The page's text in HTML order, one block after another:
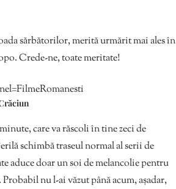
sărbătorilor, merită urmărit mai ales în
Crede-ne, toate meritate!
care va răscoli în tine zeci de
schimbă traseul normal al serii de
aduce doar un soi de melancolie pentru
nu l-ai văzut până acum, așadar,